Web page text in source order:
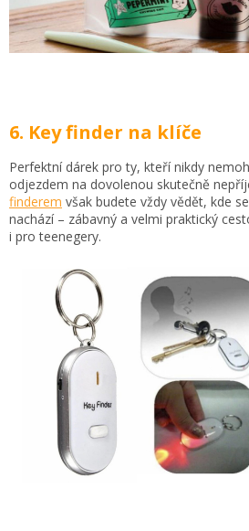
6. Key finder na klíče
Perfektní dárek pro ty, kteří nikdy
odjezdem na dovolenou skutečně
finderem však budete vždy vědět, kde
nachází – zábavný a velmi praktický
i pro teenegery.